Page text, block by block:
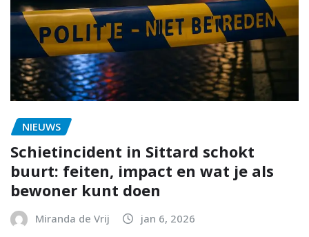
NIEUWS
Schietincident in Sittard schokt
buurt: feiten, impact en wat je als
bewoner kunt doen
Miranda de Vrij jan 6, 2026